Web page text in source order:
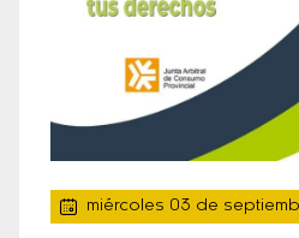
miércoles 03 de